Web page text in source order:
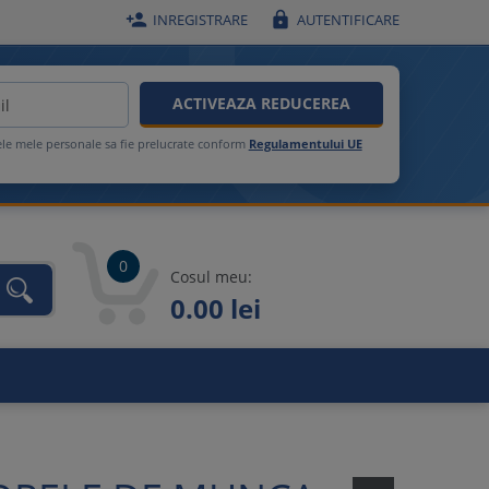
 INREGISTRARE  AUTENTIFICARE
ACTIVEAZA REDUCEREA
mele personale sa fie prelucrate conform Regulamentului UE
0
Cosul meu:
0.00 lei